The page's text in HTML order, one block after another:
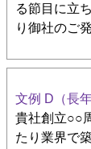
る節目に立
り御社のご
文例 D（長
貴社創立○○
たり業界で